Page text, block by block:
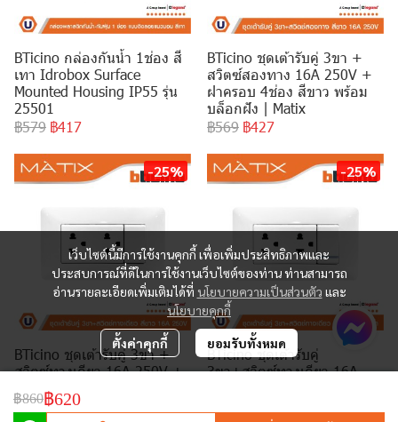
BTicino กล่องกันน้ำ 1ช่อง สี
เทา Idrobox Surface
Mounted Housing IP55 รุ่น
25501
฿579 ฿417
BTicino ชุดเต้ารับคู่ 3ขา +
สวิตซ์สองทาง 16A 250V +
ฝาครอบ 4ช่อง สีขาว พร้อม
บล็อกฝัง | Matix
฿569 ฿427
-25%
BTicino ชุดเต้ารับคู่ 3ขา +
สวิตซ์ทางเดียว 16A 250V +
ฝาครอบ 4ช่อง สีขาว พร้อม
บล็อกฝัง | Matix
-25%
BTicino ชุดเต้ารับคู่
3ขา+สวิตซ์ทางเดียว 16A
฿860฿620
เว็บไซต์นี้มีการใช้งานคุกกี้ เพื่อเพิ่มประสิทธิภาพและ
ประสบการณ์ที่ดีในการใช้งานเว็บไซต์ของท่าน ท่านสามารถ
อ่านรายละเอียดเพิ่มเติมได้ที่ นโยบายความเป็นส่วนตัว และ
นโยบายคุกกี้
ตั้งค่าคุกกี้ ยอมรับทั้งหมด